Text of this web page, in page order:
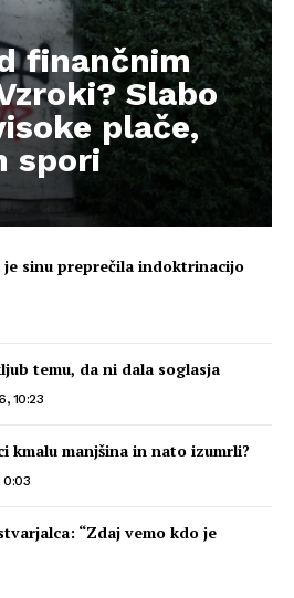
finančnim
Slabo
plače,
spori
je sinu preprečila indoktrinacijo
temu, da ni dala soglasja
10:23
kmalu manjšina in nato izumrli?
0:03
“Zdaj vemo kdo je